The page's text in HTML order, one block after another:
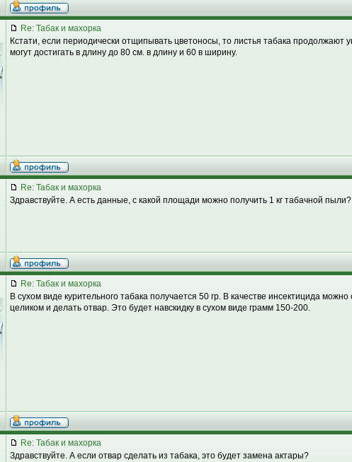
Re: Табак и махорка
Кстати, если периодически отщипывать цветоносы, то листья табака продолжают
могут достигать в длину до 80 см. в длину и 60 в ширину.
Re: Табак и махорка
Здравствуйте. А есть данные, с какой площади можно получить 1 кг табачной пыли?
Re: Табак и махорка
В сухом виде курительного табака получается 50 гр. В качестве инсектицида
целиком и делать отвар. Это будет навскидку в сухом виде грамм 150-200.
Re: Табак и махорка
Здравствуйте. А если отвар сделать из табака, это будет замена актары?